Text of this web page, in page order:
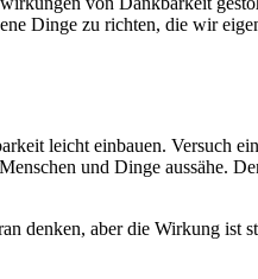
Dinge zu richten, die wir
leicht einbauen. Versuch
und Dinge aussähe.
denken, aber die Wirkung ist